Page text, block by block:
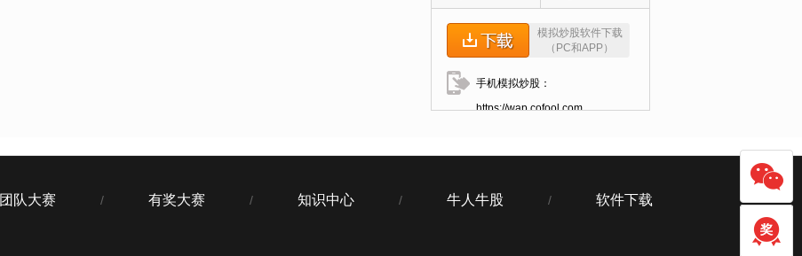
模拟炒股软件下载
（PC和APP）
手机模拟炒股：
https://wap.cofool.com
团队大赛 / 有奖大赛 / 知识中心 / 牛人牛股 / 软件下载